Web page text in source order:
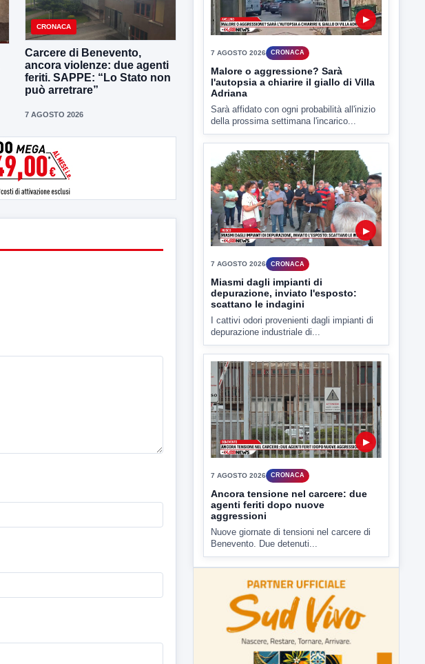
CRONACA
Carcere di Benevento,
ancora violenze: due agenti
feriti. SAPPE: “Lo Stato non
può arretrare”
7 AGOSTO 2026
Sarà affidato con ogni probabilità all'inizio
della prossima settimana l'incarico...
7 AGOSTO 2026 CRONACA
Miasmi dagli impianti di
depurazione, inviato l'esposto:
scattano le indagini
I cattivi odori provenienti dagli impianti di
depurazione industriale di...
7 AGOSTO 2026 CRONACA
Ancora tensione nel carcere: due
agenti feriti dopo nuove
aggressioni
Nuove giornate di tensioni nel carcere di
Benevento. Due detenuti...